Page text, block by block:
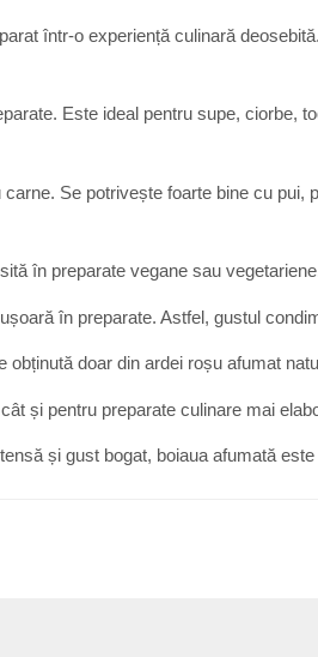
într-o experiență culinară
Este ideal pentru supe, ciorbe,
Se potrivește foarte bine cu
în preparate vegane sau
în preparate. Astfel, gustul
doar din ardei roșu afumat
și pentru preparate culinare mai
și gust bogat, boiaua afumată este